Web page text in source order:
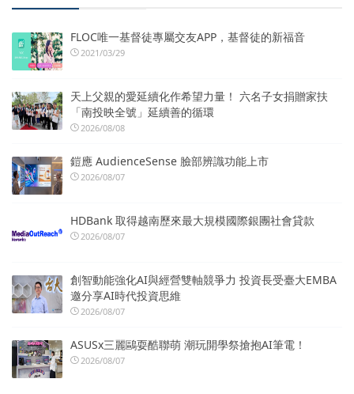
FLOC唯一基督徒專屬交友APP，基督徒的新福音
2021/03/29
天上父親的愛延續化作希望力量！ 六名子女捐贈家扶
「南投映全號」延續善的循環
2026/08/08
鎧應 AudienceSense 臉部辨識功能上市
2026/08/07
HDBank 取得越南歷來最大規模國際銀團社會貸款
2026/08/07
創智動能強化AI與經營雙軸競爭力 投資長受臺大EMBA
邀分享AI時代投資思維
2026/08/07
ASUSx三麗鷗耍酷聯萌 潮玩開學祭搶抱AI筆電！
2026/08/07